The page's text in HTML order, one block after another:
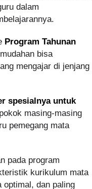
dalam
Program Tahunan
bisa
mengajar di jenjang
spesialnya untuk
masing-masing
pemegang mata
pada program
kurikulum mata
optimal, dan paling